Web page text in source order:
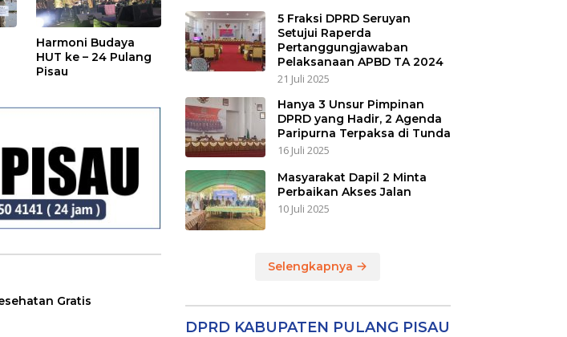
Harmoni Budaya
HUT ke – 24 Pulang
Pisau
Gratis
5 Fraksi DPRD Seruyan
Setujui Raperda
Pertanggungjawaban
Pelaksanaan APBD TA 2024
21 Juli 2025
Hanya 3 Unsur Pimpinan
DPRD yang Hadir, 2 Agenda
Paripurna Terpaksa di Tunda
16 Juli 2025
Masyarakat Dapil 2 Minta
Perbaikan Akses Jalan
10 Juli 2025
Selengkapnya
DPRD KABUPATEN PULANG PISAU